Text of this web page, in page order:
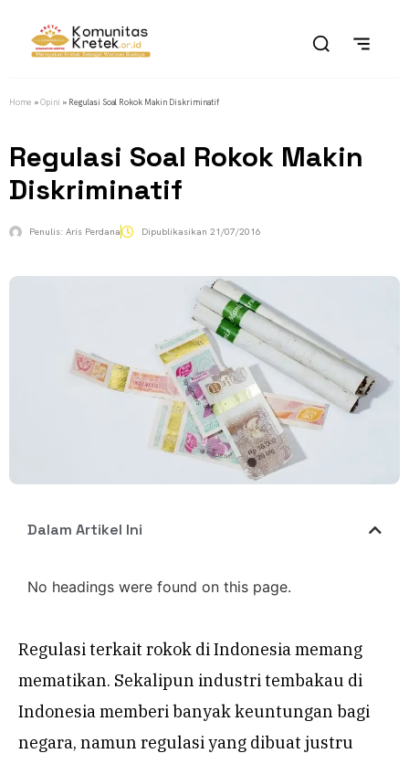
Home »Opini » Regulasi Soal Rokok Makin Diskriminatif
Regulasi Soal Rokok Makin
Diskriminatif
Penulis: Aris Perdana Dipublikasikan 21/07/2016
Dalam Artikel Ini
No headings were found on this page.
Regulasi terkait rokok di Indonesia memang
mematikan. Sekalipun industri tembakau di
Indonesia memberi banyak keuntungan bagi
negara, namun regulasi yang dibuat justru